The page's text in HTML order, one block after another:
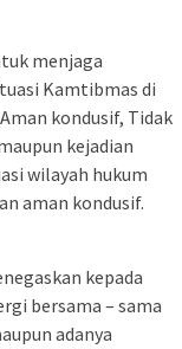
menjaga
Kamtibmas di
kondusif, Tidak
kejadian
wilayah hukum
aman kondusif.
kepada
bersama – sama
adanya